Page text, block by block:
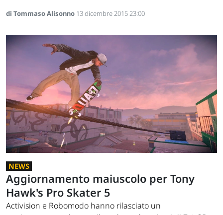
di Tommaso Alisonno 13 dicembre 2015 23:00
NEWS
Aggiornamento maiuscolo per Tony
Hawk's Pro Skater 5
Activision e Robomodo hanno rilasciato un